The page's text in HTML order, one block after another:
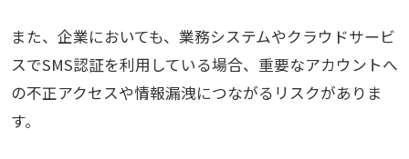
また、企業においても、業務システムやクラウドサービ
スでSMS認証を利用している場合、重要なアカウントへ
の不正アクセスや情報漏洩につながるリスクがありま
す。